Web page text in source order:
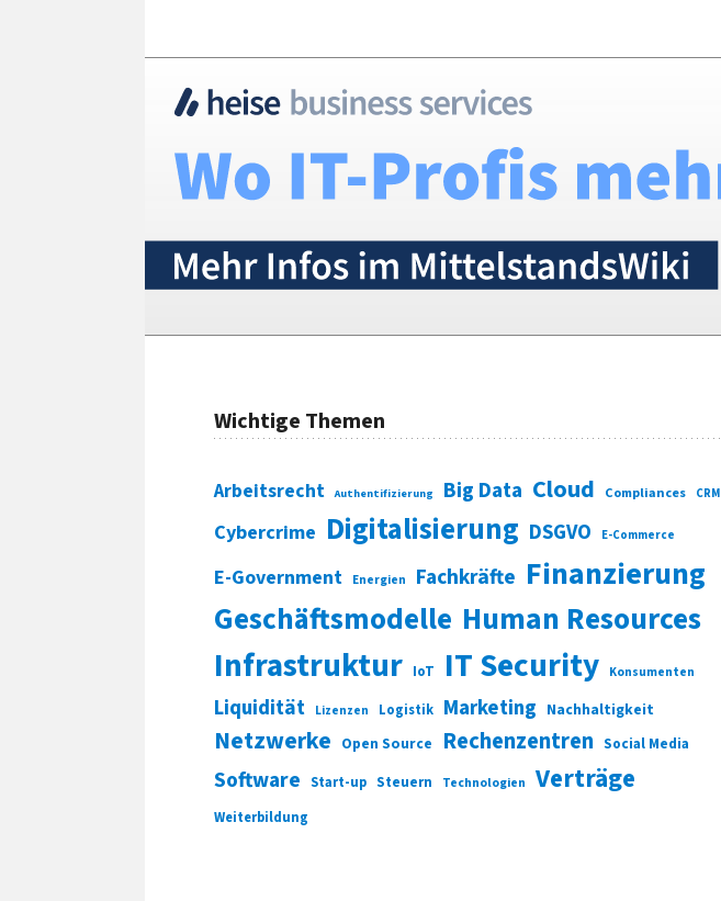
Wichtige Themen
Arbeitsrecht Authentifizierung Big Data Cloud Compliances CRM
Cybercrime Digitalisierung DSGVO E-Commerce
E-Government Energien Fachkräfte Finanzierung
Geschäftsmodelle Human Resources
Infrastruktur IoT IT Security Konsumenten
Liquidität Lizenzen Logistik Marketing Nachhaltigkeit
Netzwerke Open Source Rechenzentren Social Media
Software Start-up Steuern Technologien Verträge
Weiterbildung